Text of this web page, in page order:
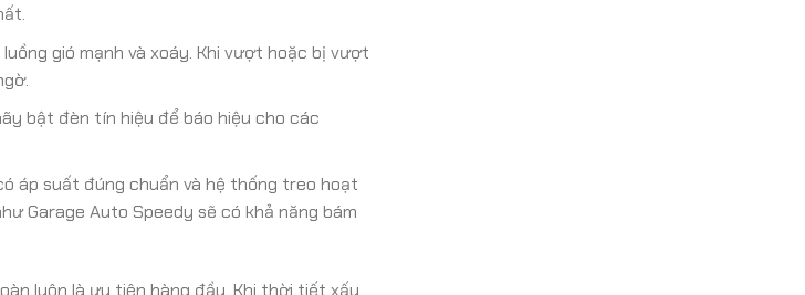
gió mạnh và xoáy. Khi vượt hoặc bị vượt
bật đèn tín hiệu để báo hiệu cho các
áp suất đúng chuẩn và hệ thống treo hoạt
Garage Auto Speedy sẽ có khả năng bám
luôn là ưu tiên hàng đầu. Khi thời tiết xấu,